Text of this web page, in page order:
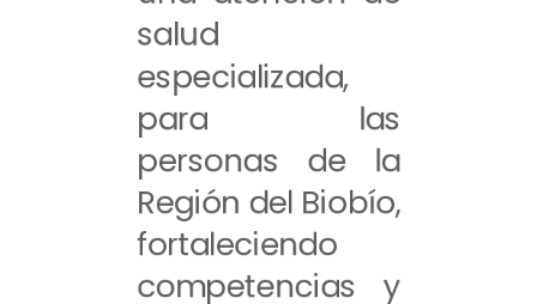
salud
especializada,
para las
personas de la
Región del Biobío,
fortaleciendo
competencias y